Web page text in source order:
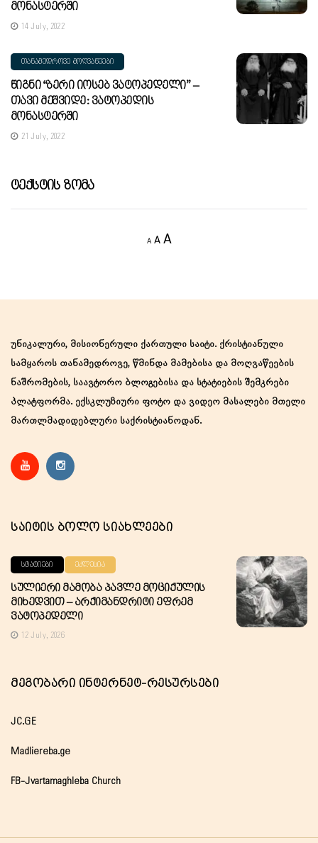
Მონასტერში
14 July, 2022
ᲗᲐᲜᲐᲛᲔᲓᲠᲝᲕᲔ ᲛᲝᲦᲕᲐᲬᲔᲔᲑᲘ
Წიგნი “ბერი Იოსებ Ვატოპედელი” –
Თავი Მეშვიდე: Ვატოპედის
Მონასტერში
21 July, 2022
Ტექსტის Ზომა
A
Decrease
A Reset
AIncrease
უნიკალური, მისიონერული ქართული საიტი. ქრისტიანული
სამყაროს თანამედროვე, წმინდა მამებისა და მოღვაწეების
ნაშრომების, საავტორო ბლოგებისა და სტატიების შემკრები
პლატფორმა. ექსკლუზიური ფოტო და ვიდეო მასალები მთელი
მართლმადიდებლური საქრისტიანოდან.
Საიტის Ბოლო Სიახლეები
ᲡᲢᲐᲢᲘᲔᲑᲘ ᲔᲙᲚᲔᲡᲘᲐ
Სულიერი Მამობა Პავლე Მოციქულის
Მიხედვით – Არქიმანდრიტი Ეფრემ
Ვატოპედელი
12 July, 2026
Მეგობარი Ინტერნეტ-Რესურსები
JC.GE
Madliereba.ge
FB-Jvartamaghleba Church